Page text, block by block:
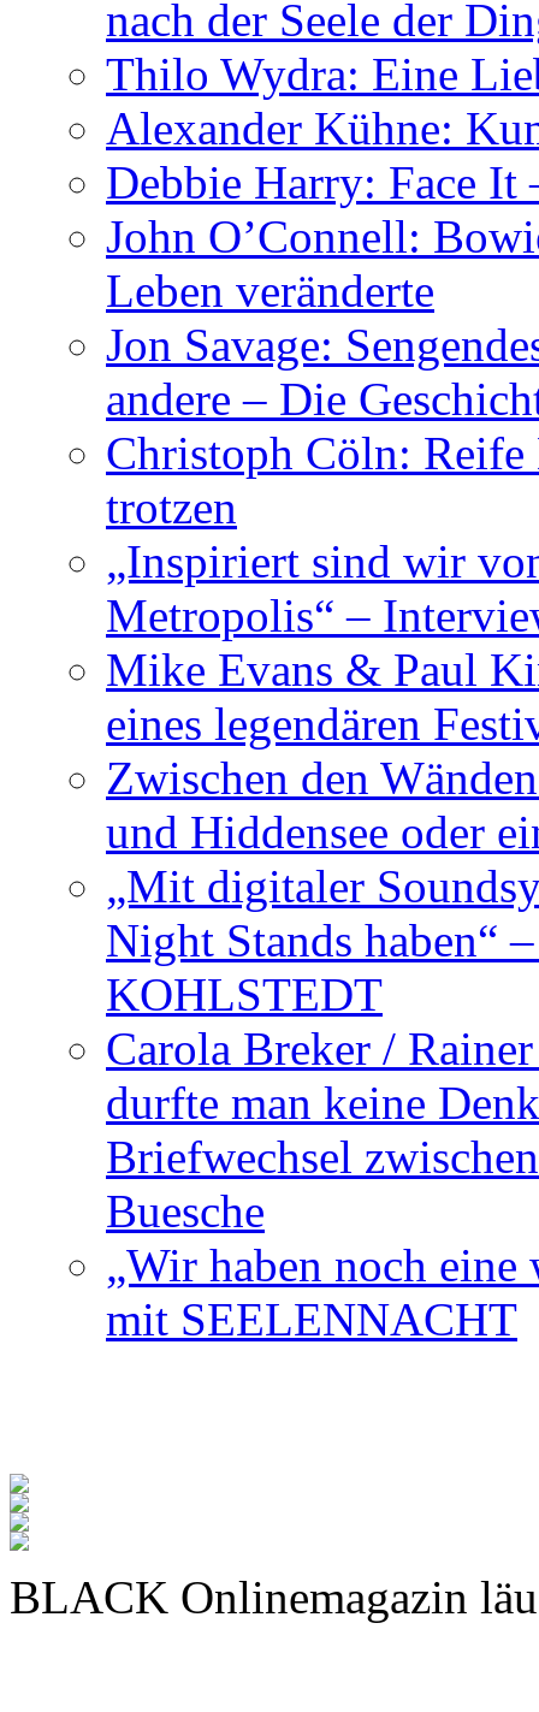
nach der Seele der
Thilo Wydra: Eine
Alexander Kühne:
Debbie Harry: Face
John O’Connell:
Leben veränderte
Jon Savage:
andere – Die
Christoph Cöln:
trotzen
„Inspiriert sind wir
Metropolis“ –
Mike Evans & Paul
eines legendären
Zwischen den
und Hiddensee oder
„Mit digitaler
Night Stands haben“
KOHLSTEDT
Carola Breker /
durfte man keine
Briefwechsel
Buesche
„Wir haben noch
mit SEELENNACHT
BLACK Onlinemagazin